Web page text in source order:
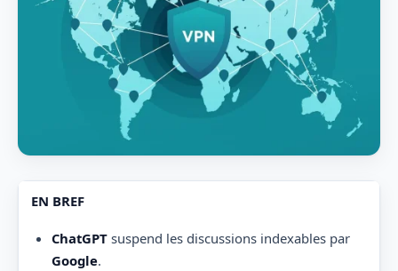
EN BREF
ChatGPTsuspend les discussions indexables par
Google.